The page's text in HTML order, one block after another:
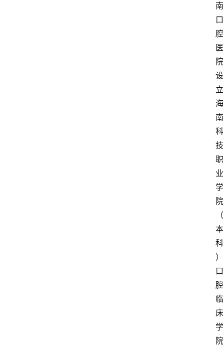
南
口
腔
医
院
设
立
海
南
科
技
职
业
学
院
（
本
科
）
口
腔
临
床
学
院